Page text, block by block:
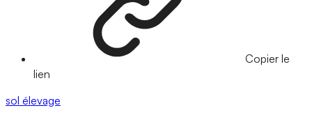
Copier le
lien
sol élevage